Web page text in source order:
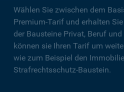
Wählen Sie zwischen dem
Premium-Tarif und erhalten
der Bausteine Privat, Beruf
können sie Ihren Tarif um
wie zum Beispiel den
Strafrechtsschutz-Baustein.